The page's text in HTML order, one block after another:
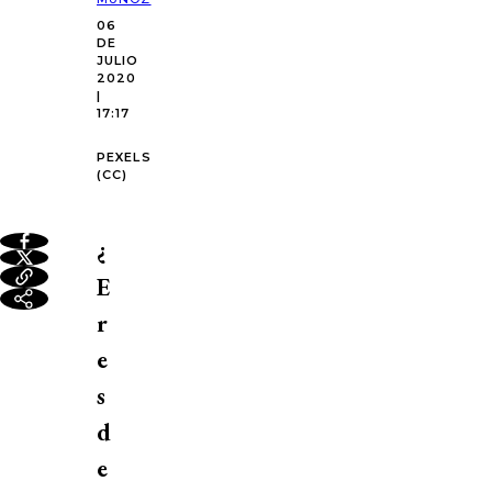
06
DE
JULIO
2020
|
17:17
PEXELS
(CC)
¿
E
r
e
s
d
e